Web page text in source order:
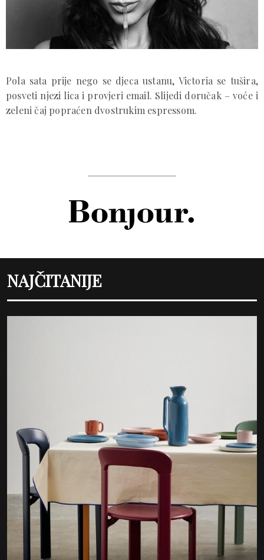
Pola sata prije nego se djeca ustanu, Victoria se tušira,
posveti njezi lica i provjeri email. Slijedi doručak – voće i
zeleni čaj popraćen dvostrukim espressom.
NAJČITANIJE